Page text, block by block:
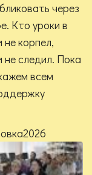
через
Кто уроки в
не корпел,
не следил. Пока
всем